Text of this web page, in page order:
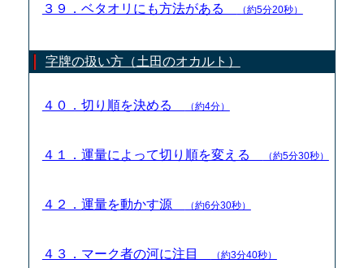
３９．ベタオリにも方法がある （約5分20秒）
字牌の扱い方（土田のオカルト）
４０．切り順を決める （約4分）
４１．運量によって切り順を変える （約5分30秒）
４２．運量を動かす源 （約6分30秒）
４３．マーク者の河に注目 （約3分40秒）